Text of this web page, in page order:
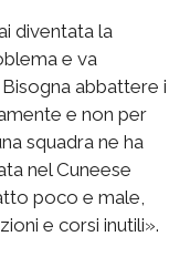
diventata la
e va
abbattere i
e non per
squadra ne ha
nel Cuneese
poco e male,
e corsi inutili».